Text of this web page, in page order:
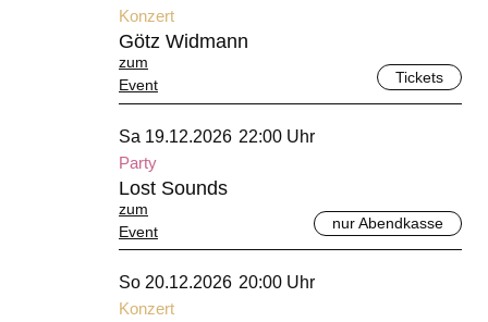
Konzert
Tickets
Götz Widmann
zum
Event
Dezember 2026
Sa 19.12.2026 22:00 Uhr
Party
nur Abendkasse
Lost Sounds
zum
Event
Dezember 2026
So 20.12.2026 20:00 Uhr
Konzert